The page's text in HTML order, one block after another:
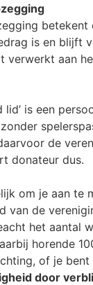
is en blijft
verwerkt aan
lid’ is een
de
donateur dus.
om je aan te
van de
het aantal
horende
of je bent
door